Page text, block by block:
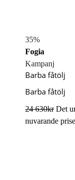
35%
Fogia
Kampanj
Barba fåtölj
Barba fåtölj
24 630kr Det
nuvarande